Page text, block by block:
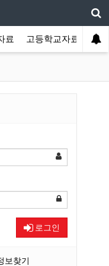
료 고등학교자료 멀
로그인
보찾기